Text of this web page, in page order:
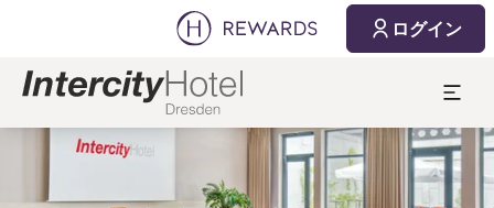
ログイン
スライド1 1
2026/08/10